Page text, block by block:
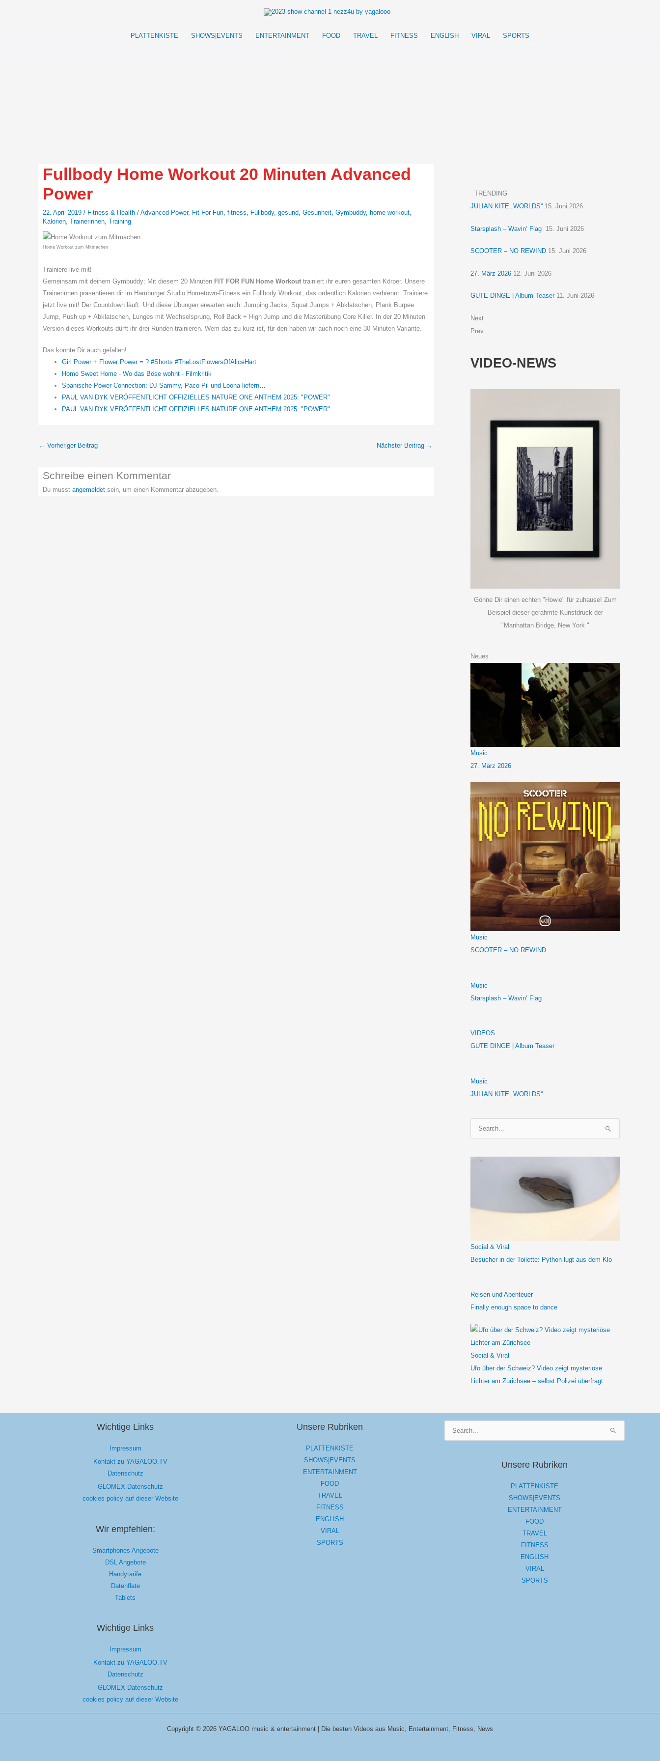
PLATTENKISTE
SHOWS|EVENTS ENTERTAINMENT FOOD TRAVEL FITNESS ENGLISH VIRAL SPORTS
Fullbody Home Workout 20 Minuten Advanced
Power
22. April 2019 / Fitness & Health / Advanced Power, Fit For Fun, fitness, Fullbody, gesund, Gesunheit, Gymbuddy, home workout,
Kalorien, Trainerinnen, Training
Home Workout zum Mitmachen
Trainiere live mit!
Gemeinsam mit deinem Gymbuddy: Mit diesem 20 Minuten FIT FOR FUN Home Workout trainiert ihr euren gesamten Körper. Unsere
Trainerinnen präsentieren dir im Hamburger Studio Hometown-Fitness ein Fullbody Workout, das ordentlich Kalorien verbrennt. Trainiere
jetzt live mit! Der Countdown läuft. Und diese Übungen erwarten euch: Jumping Jacks, Squat Jumps + Abklatschen, Plank Burpee
Jump, Push up + Abklatschen, Lunges mit Wechselsprung, Roll Back + High Jump und die Masterübung Core Killer. In der 20 Minuten
Version dieses Workouts dürft ihr drei Runden trainieren. Wem das zu kurz ist, für den haben wir auch noch eine 30 Minuten Variante.
Das könnte Dir auch gefallen!
Girl Power + Flower Power = ? #Shorts #TheLostFlowersOfAliceHart
Home Sweet Home - Wo das Böse wohnt - Filmkritik
Spanische Power Connection: DJ Sammy, Paco Pil und Loona liefern…
PAUL VAN DYK VERÖFFENTLICHT OFFIZIELLES NATURE ONE ANTHEM 2025: "POWER"
PAUL VAN DYK VERÖFFENTLICHT OFFIZIELLES NATURE ONE ANTHEM 2025: "POWER"
← Vorheriger Beitrag Nächster Beitrag →
Schreibe einen Kommentar
Du musst angemeldet sein, um einen Kommentar abzugeben.
TRENDING
JULIAN KITE „WORLDS“ 15. Juni 2026
Starsplash – Wavin‘ Flag 15. Juni 2026
SCOOTER – NO REWIND 15. Juni 2026
27. März 2026 12. Juni 2026
GUTE DINGE | Album Teaser 11. Juni 2026
Next
Prev
VIDEO-NEWS
Gönne Dir einen echten "Howie" für zuhause! Zum
Beispiel dieser gerahmte Kunstdruck der
"Manhattan Bridge, New York "
Neues
Music
27. März 2026
Music
SCOOTER – NO REWIND
Music
Starsplash – Wavin‘ Flag
VIDEOS
GUTE DINGE | Album Teaser
Music
JULIAN KITE „WORLDS“
u
h
Social & Viral
Besucher in der Toilette: Python lugt aus dem Klo
Reisen und Abenteuer
Finally enough space to dance
Social & Viral
Ufo über der Schweiz? Video zeigt mysteriöse
Lichter am Zürichsee – selbst Polizei überfragt
Wichtige Links
Impressum
Kontakt zu YAGALOO.TV
Datenschutz
GLOMEX Datenschutz
cookies policy auf dieser Website
Wir empfehlen:
Smartphones Angebote
DSL Angebote
Handytarife
Datenflate
Tablets
Wichtige Links
Impressum
Kontakt zu YAGALOO.TV
Datenschutz
GLOMEX Datenschutz
cookies policy auf dieser Website
Unsere Rubriken
PLATTENKISTE
SHOWS|EVENTS
ENTERTAINMENT
FOOD
TRAVEL
FITNESS
ENGLISH
VIRAL
SPORTS
Unsere Rubriken
PLATTENKISTE
SHOWS|EVENTS
ENTERTAINMENT
FOOD
TRAVEL
FITNESS
ENGLISH
VIRAL
SPORTS
Copyright © 2026 YAGALOO music & entertainment | Die besten Videos aus Music, Entertainment, Fitness, News